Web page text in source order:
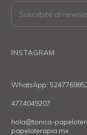
INSTAGRAM
WhatsApp:
4774049207
hola@tonica-
papeloterapia.mx